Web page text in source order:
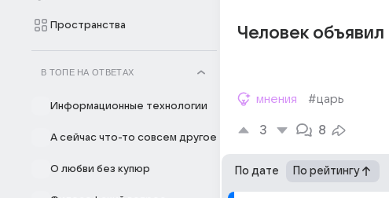
Пространства
В ТОПЕ НА ОТВЕТАХ
Информационные технологии
А сейчас что-то совсем другое
О любви без купюр
Человек
мнения #царь
3 8
По дате По рейтингу